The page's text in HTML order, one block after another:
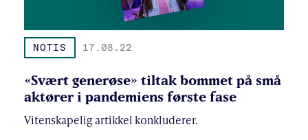
NOTIS 17.08.22
«Svært generøse» tiltak bommet på små
aktører i pandemiens første fase
Vitenskapelig artikkel konkluderer.